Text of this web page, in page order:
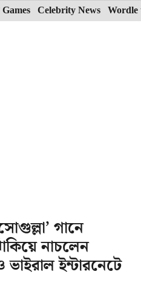
Celebrity News Wordle
গানে
নাচলেন
ইন্টারনেটে